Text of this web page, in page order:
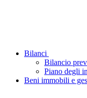
Bilanci
Bilancio
Piano degli
Beni immobili e